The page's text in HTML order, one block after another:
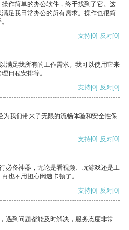
作简单的办公软件，终于找到了它。这
足我日常办公的所有需求。操作也很简
支持[0] 反对[0]
满足我所有的工作需求。我可以使用它来
日程安排等。
支持[0] 反对[0]
为我们带来了无限的流畅体验和安全性保
支持[0] 反对[0]
必备神器，无论是看视频、玩游戏还是工
也不用担心网速卡顿了。
支持[0] 反对[0]
遇到问题都能及时解决，服务态度非常